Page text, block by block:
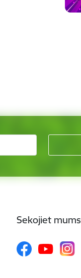
Sekojiet mums